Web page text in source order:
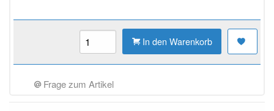
In den Warenkorb
Frage zum Artikel